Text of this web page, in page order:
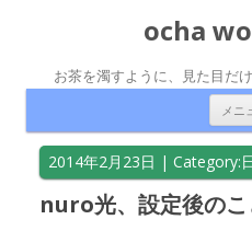
ocha
お茶を濁すように、見た目だ
メニ
2014年2月23日 | Category:
nuro光、設定後のこ